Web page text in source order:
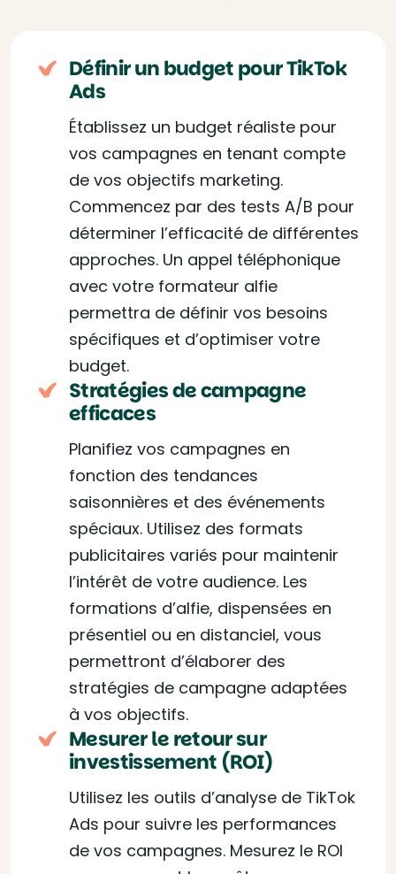
Définir un budget pour TikTok
Ads
Établissez un budget réaliste pour
vos campagnes en tenant compte
de vos objectifs marketing.
Commencez par des tests A/B pour
déterminer l’efficacité de différentes
approches. Un appel téléphonique
avec votre formateur alfie
permettra de définir vos besoins
spécifiques et d’optimiser votre
budget.
Stratégies de campagne
efficaces
Planifiez vos campagnes en
fonction des tendances
saisonnières et des événements
spéciaux. Utilisez des formats
publicitaires variés pour maintenir
l’intérêt de votre audience. Les
formations d’alfie, dispensées en
présentiel ou en distanciel, vous
permettront d’élaborer des
stratégies de campagne adaptées
à vos objectifs.
Mesurer le retour sur
investissement (ROI)
Utilisez les outils d’analyse de TikTok
Ads pour suivre les performances
de vos campagnes. Mesurez le ROI